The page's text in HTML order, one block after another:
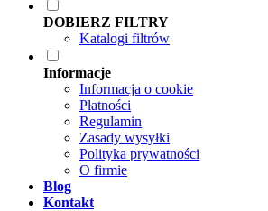
DOBIERZ FILTRY
Katalogi filtrów
Informacje
Informacja o cookie
Płatności
Regulamin
Zasady wysyłki
Polityka prywatności
O firmie
Blog
Kontakt